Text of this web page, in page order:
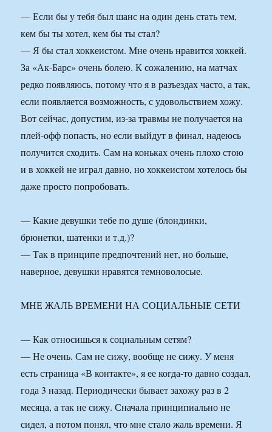
— Если бы у тебя был шанс на один день стать тем,
кем бы ты хотел, кем бы ты стал?
— Я бы стал хоккеистом. Мне очень нравится хоккей.
За «Ак-Барс» очень болею. К сожалению, на матчах
редко появляюсь, потому что я в разъездах часто, а так,
если появляется возможность, с удовольствием хожу.
Вот сейчас, допустим, из-за травмы не получается на
плей-офф попасть, но если выйдут в финал, надеюсь
получится сходить. Сам на коньках очень плохо стою
и в хоккей не играл давно, но хоккеистом хотелось бы
даже просто попробовать.
— Какие девушки тебе по душе (блондинки,
брюнетки, шатенки и т.д.)?
— Так в принципе предпочтений нет, но больше,
наверное, девушки нравятся темноволосые.
МНЕ ЖАЛЬ ВРЕМЕНИ НА СОЦИАЛЬНЫЕ СЕТИ
— Как относишься к социальным сетям?
— Не очень. Сам не сижу, вообще не сижу. У меня
есть страница «В контакте», я ее когда-то давно создал,
года 3 назад. Периодически бывает захожу раз в 2
месяца, а так не сижу. Сначала принципиально не
сидел, а потом понял, что мне стало жаль времени. Я